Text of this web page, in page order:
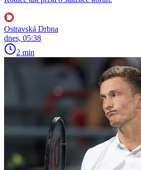
Ostravská Drbna
dnes, 05:38
2 min